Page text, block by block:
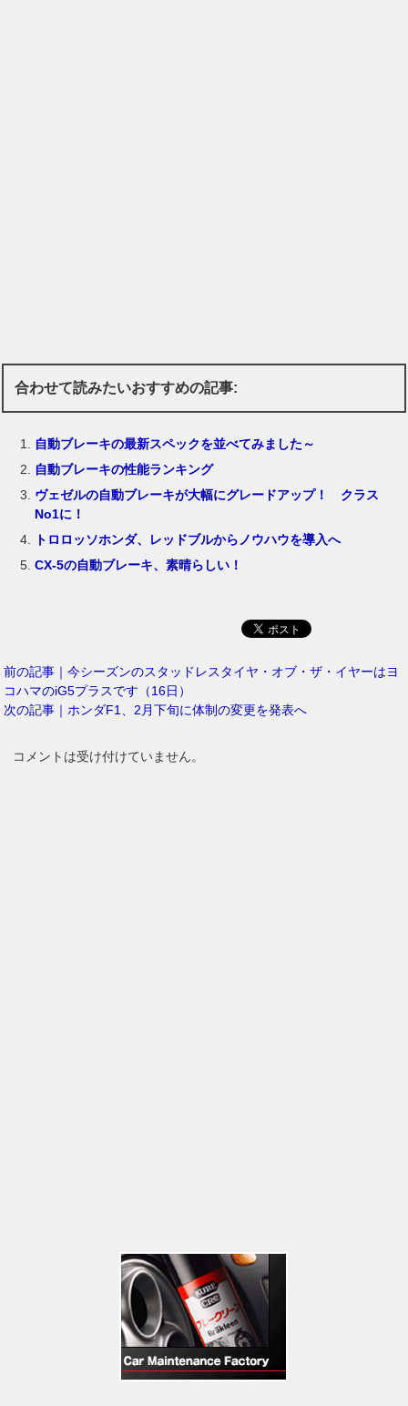
合わせて読みたいおすすめの記事:
自動ブレーキの最新スペックを並べてみました～
自動ブレーキの性能ランキング
ヴェゼルの自動ブレーキが大幅にグレードアップ！ クラス
No1に！
トロロッソホンダ、レッドブルからノウハウを導入へ
CX-5の自動ブレーキ、素晴らしい！
前の記事｜今シーズンのスタッドレスタイヤ・オブ・ザ・イヤーはヨ
コハマのiG5プラスです（16日）
次の記事｜ホンダF1、2月下旬に体制の変更を発表へ
コメントは受け付けていません。